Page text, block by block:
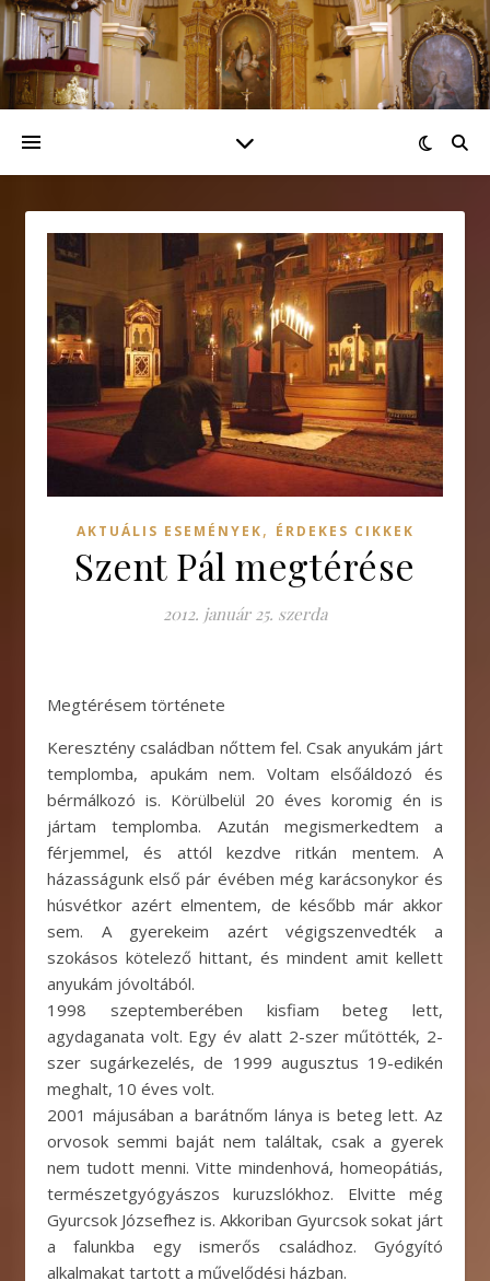
AKTUÁLIS ESEMÉNYEK, ÉRDEKES CIKKEK
Szent Pál megtérése
2012. január 25. szerda
Megtérésem története
Keresztény családban nőttem fel. Csak anyukám járt
templomba, apukám nem. Voltam elsőáldozó és
bérmálkozó is. Körülbelül 20 éves koromig én is
jártam templomba. Azután megismerkedtem a
férjemmel, és attól kezdve ritkán mentem. A
házasságunk első pár évében még karácsonykor és
húsvétkor azért elmentem, de később már akkor
sem. A gyerekeim azért végigszenvedték a
szokásos kötelező hittant, és mindent amit kellett
anyukám jóvoltából.
1998 szeptemberében kisfiam beteg lett,
agydaganata volt. Egy év alatt 2-szer műtötték, 2-
szer sugárkezelés, de 1999 augusztus 19-edikén
meghalt, 10 éves volt.
2001 májusában a barátnőm lánya is beteg lett. Az
orvosok semmi baját nem találtak, csak a gyerek
nem tudott menni. Vitte mindenhová, homeopátiás,
természetgyógyászos kuruzslókhoz. Elvitte még
Gyurcsok Józsefhez is. Akkoriban Gyurcsok sokat járt
a falunkba egy ismerős családhoz. Gyógyító
alkalmakat tartott a művelődési házban.